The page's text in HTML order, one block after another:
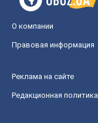
О компании
Правовая информация
Реклама на сайте
Редакционная политика